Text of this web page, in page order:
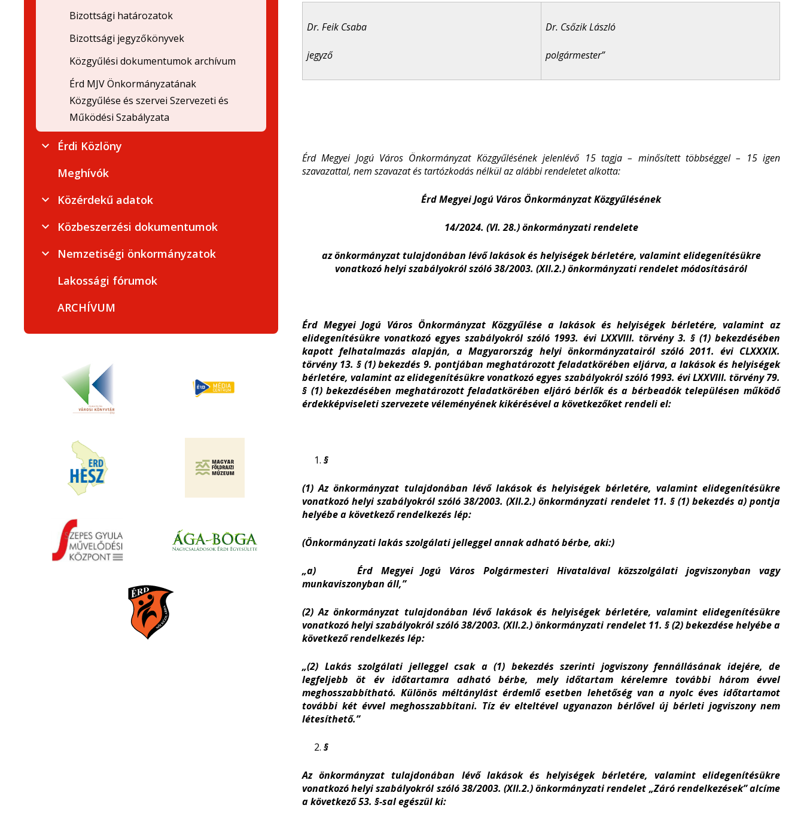
Dr. Feik Csaba
jegyző
Dr. Csőzik László
polgármester”
Érd Megyei Jogú Város Önkormányzat Közgyűlésének jelenlévő 15 tagja – minősített többséggel – 15 igen
szavazattal, nem szavazat és tartózkodás nélkül az alábbi rendeletet alkotta:
Érd Megyei Jogú Város Önkormányzat Közgyűlésének
14/2024. (VI. 28.) önkormányzati rendelete
az önkormányzat tulajdonában lévő lakások és helyiségek bérletére, valamint elidegenítésükre
vonatkozó helyi szabályokról szóló 38/2003. (XII.2.) önkormányzati rendelet módosításáról
Érd Megyei Jogú Város Önkormányzat Közgyűlése a lakások és helyiségek bérletére, valamint az
elidegenítésükre vonatkozó egyes szabályokról szóló 1993. évi LXXVIII. törvény 3. § (1) bekezdésében
kapott felhatalmazás alapján, a Magyarország helyi önkormányzatairól szóló 2011. évi CLXXXIX.
törvény 13. § (1) bekezdés 9. pontjában meghatározott feladatkörében eljárva, a lakások és helyiségek
bérletére, valamint az elidegenítésükre vonatkozó egyes szabályokról szóló 1993. évi LXXVIII. törvény 79.
§ (1) bekezdésében meghatározott feladatkörében eljáró bérlők és a bérbeadók településen működő
érdekképviseleti szervezete véleményének kikérésével a következőket rendeli el:
§
(1) Az önkormányzat tulajdonában lévő lakások és helyiségek bérletére, valamint elidegenítésükre
vonatkozó helyi szabályokról szóló 38/2003. (XII.2.) önkormányzati rendelet 11. § (1) bekezdés a) pontja
helyébe a következő rendelkezés lép:
(Önkormányzati lakás szolgálati jelleggel annak adható bérbe, aki:)
„a) Érd Megyei Jogú Város Polgármesteri Hivatalával közszolgálati jogviszonyban vagy
munkaviszonyban áll,”
(2) Az önkormányzat tulajdonában lévő lakások és helyiségek bérletére, valamint elidegenítésükre
vonatkozó helyi szabályokról szóló 38/2003. (XII.2.) önkormányzati rendelet 11. § (2) bekezdése helyébe a
következő rendelkezés lép:
„(2) Lakás szolgálati jelleggel csak a (1) bekezdés szerinti jogviszony fennállásának idejére, de
legfeljebb öt év időtartamra adható bérbe, mely időtartam kérelemre további három évvel
meghosszabbítható. Különös méltánylást érdemlő esetben lehetőség van a nyolc éves időtartamot
további két évvel meghosszabbítani. Tíz év elteltével ugyanazon bérlővel új bérleti jogviszony nem
létesíthető.”
§
Az önkormányzat tulajdonában lévő lakások és helyiségek bérletére, valamint elidegenítésükre
vonatkozó helyi szabályokról szóló 38/2003. (XII.2.) önkormányzati rendelet „Záró rendelkezések” alcíme
a következő 53. §-sal egészül ki:
Bizottsági határozatok
Bizottsági jegyzőkönyvek
Közgyűlési dokumentumok archívum
Érd MJV Önkormányzatának
Közgyűlése és szervei Szervezeti és
Működési Szabályzata
Érdi Közlöny
Meghívók
Közérdekű adatok
Közbeszerzési dokumentumok
Nemzetiségi önkormányzatok
Lakossági fórumok
ARCHÍVUM